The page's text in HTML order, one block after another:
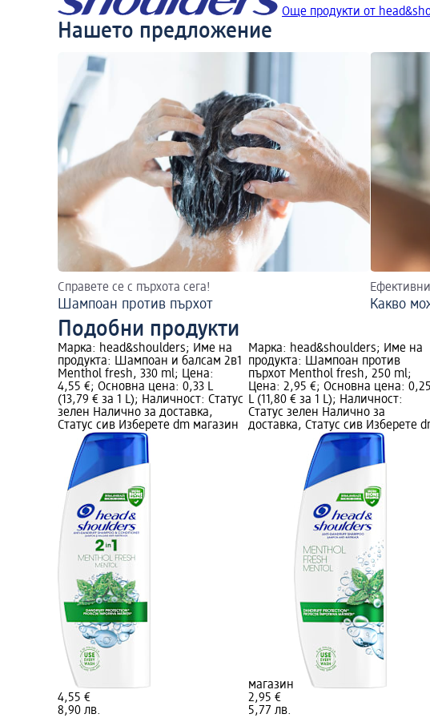
Още продукти от
Нашето предложение
Справете се с пърхота сега!
Шампоан против пърхот Какво
Подобни продукти
Марка: head&shoulders; Име на
продукта: Шампоан и балсам 2в1
Menthol fresh, 330 ml; Цена:
4,55 €; Основна цена: 0,33 L
(13,79 € за 1 L); Наличност: Статус
зелен Налично за доставка,
Статус сив Изберете dm магазин
4,55 €
8,90 лв.
Марка: head&shoulders; Име на
продукта: Шампоан против
пърхот Menthol fresh, 250 ml;
Цена: 2,95 €; Основна цена: 0,25
L (11,80 € за 1 L); Наличност:
Статус зелен Налично за
доставка, Статус сив Изберете
магазин
2,95 €
5,77 лв.